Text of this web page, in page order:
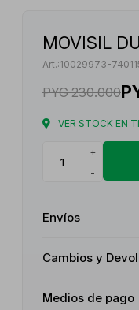
MOVISIL
10029973-
PYG 230.000
VER STOCK EN
+
-
Envíos
Cambios y
Medios de pago